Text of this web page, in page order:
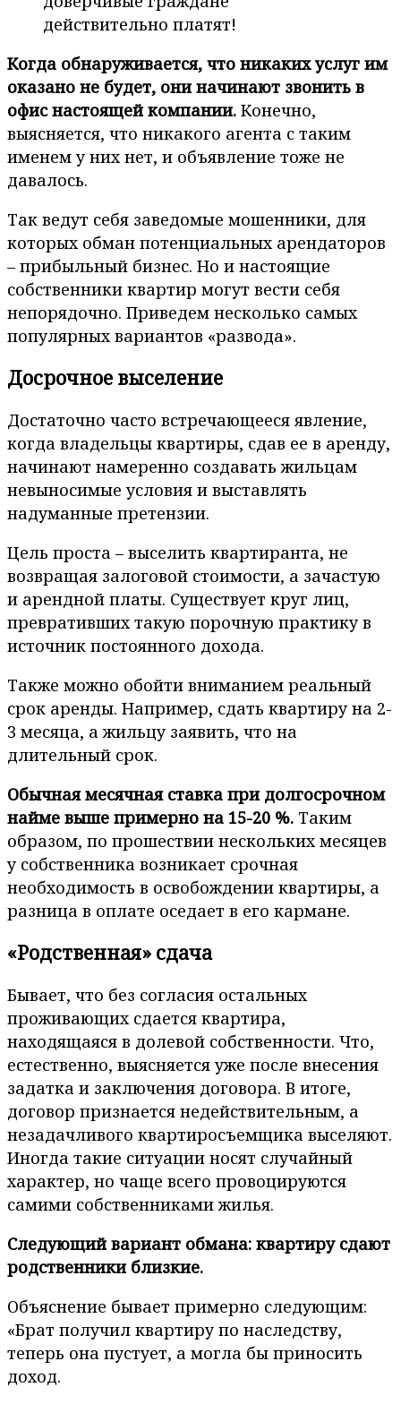
действительно платят!
Когда обнаруживается, что никаких услуг им
оказано не будет, они начинают звонить в
офис настоящей компании. Конечно,
выясняется, что никакого агента с таким
именем у них нет, и объявление тоже не
давалось.
Так ведут себя заведомые мошенники, для
которых обман потенциальных арендаторов
– прибыльный бизнес. Но и настоящие
собственники квартир могут вести себя
непорядочно. Приведем несколько самых
популярных вариантов «развода».
Досрочное выселение
Достаточно часто встречающееся явление,
когда владельцы квартиры, сдав ее в аренду,
начинают намеренно создавать жильцам
невыносимые условия и выставлять
надуманные претензии.
Цель проста – выселить квартиранта, не
возвращая залоговой стоимости, а зачастую
и арендной платы. Существует круг лиц,
превративших такую порочную практику в
источник постоянного дохода.
Также можно обойти вниманием реальный
срок аренды. Например, сдать квартиру на 2-
3 месяца, а жильцу заявить, что на
длительный срок.
Обычная месячная ставка при долгосрочном
найме выше примерно на 15-20 %. Таким
образом, по прошествии нескольких месяцев
у собственника возникает срочная
необходимость в освобождении квартиры, а
разница в оплате оседает в его кармане.
«Родственная» сдача
Бывает, что без согласия остальных
проживающих сдается квартира,
находящаяся в долевой собственности. Что,
естественно, выясняется уже после внесения
задатка и заключения договора. В итоге,
договор признается недействительным, а
незадачливого квартиросъемщика выселяют.
Иногда такие ситуации носят случайный
характер, но чаще всего провоцируются
самими собственниками жилья.
Следующий вариант обмана: квартиру сдают
родственники близкие.
Объяснение бывает примерно следующим:
«Брат получил квартиру по наследству,
теперь она пустует, а могла бы приносить
доход.